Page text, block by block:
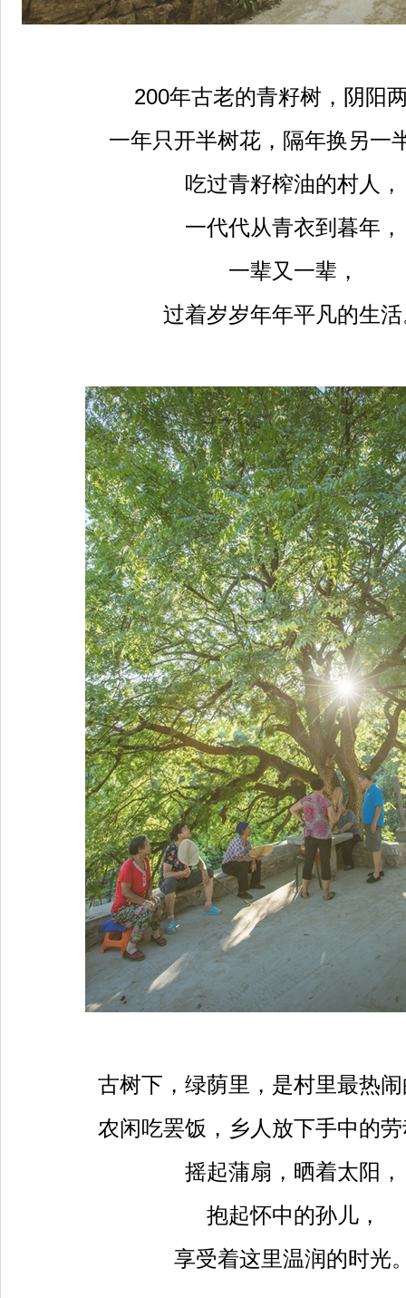
200年古老的青籽树，阴阳
一年只开半树花，隔年换另一
吃过青籽榨油的村人，
一代代从青衣到暮年，
一辈又一辈，
过着岁岁年年平凡的生
古树下，绿荫里，是村里最热
农闲吃罢饭，乡人放下手中的
摇起蒲扇，晒着太阳，
抱起怀中的孙儿，
享受着这里温润的时光